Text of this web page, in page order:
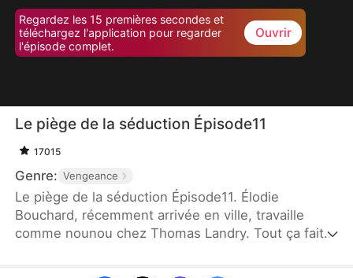
Regardez les 15 premières secondes et
téléchargez l'application pour regarder
l'épisode complet.
Ouvrir
Le piège de la séduction Épisode11
17015
Genre: Vengeance
Le piège de la séduction Épisode11. Élodie
Bouchard, récemment arrivée en ville, travaille
comme nounou chez Thomas Landry. Tout ça fait